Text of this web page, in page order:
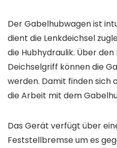
Der Gabelhubwagen ist
dient die Lenkdeichsel
die Hubhydraulik. Über
Deichselgriff können die
werden. Damit finden sich
die Arbeit mit dem
Das Gerät verfügt über
Feststellbremse um es